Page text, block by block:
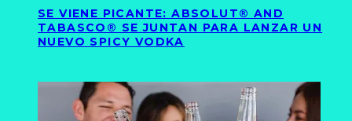
SE VIENE PICANTE: ABSOLUT® AND
TABASCO® SE JUNTAN PARA LANZAR UN
NUEVO SPICY VODKA